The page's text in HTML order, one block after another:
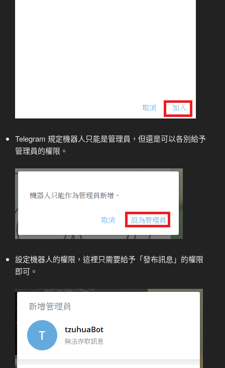
Telegram 規定機器人只能是管理員，但還是可以各別給予
管理員的權限。
設定機器人的權限，這裡只需要給予「發布訊息」的權限
即可。